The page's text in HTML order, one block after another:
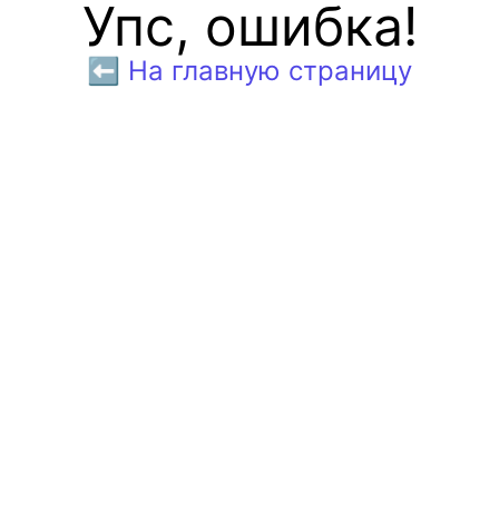
Упс, ошибка!
⬅️ На главную страницу